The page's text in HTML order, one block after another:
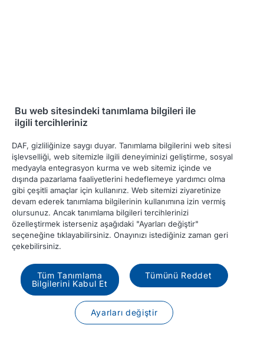
DAF Kamyon yapılandırmanızı
alın
DAF Kamyon yapılandırmanızı kaydederken
oluşturulan anahtarı girin.
Yapılandırma Kimliği
Yük
Bu web sitesindeki tanımlama bilgileri ile
ilgili tercihleriniz
DAF, gizliliğinize saygı duyar. Tanımlama bilgilerini web sitesi
işlevselliği, web sitemizle ilgili deneyiminizi geliştirme, sosyal
medyayla entegrasyon kurma ve web sitemiz içinde ve
dışında pazarlama faaliyetlerini hedeflemeye yardımcı olma
gibi çeşitli amaçlar için kullanırız. Web sitemizi ziyaretinize
devam ederek tanımlama bilgilerinin kullanımına izin vermiş
olursunuz. Ancak tanımlama bilgileri tercihlerinizi
özelleştirmek isterseniz aşağıdaki "Ayarları değiştir"
seçeneğine tıklayabilirsiniz. Onayınızı istediğiniz zaman geri
çekebilirsiniz.
Tüm Tanımlama
Bilgilerini Kabul Et
Tümünü Reddet
Ayarları değiştir